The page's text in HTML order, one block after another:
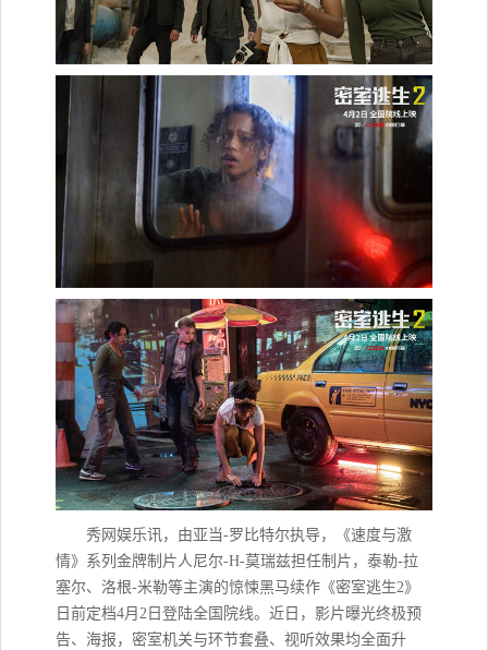
秀网娱乐讯，由亚当-罗比特尔执导，《速度与激
情》系列金牌制片人尼尔-H-莫瑞兹担任制片，泰勒-拉
塞尔、洛根-米勒等主演的惊悚黑马续作《密室逃生2》
日前定档4月2日登陆全国院线。近日，影片曝光终极预
告、海报，密室机关与环节套叠、视听效果均全面升